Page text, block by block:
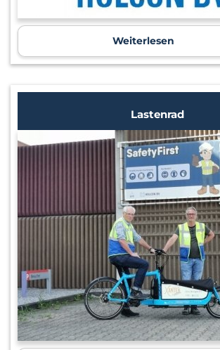
Weiterlesen
Lastenrad